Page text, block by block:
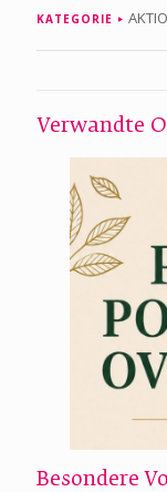
KATEGORIE
Verwandte
Besondere